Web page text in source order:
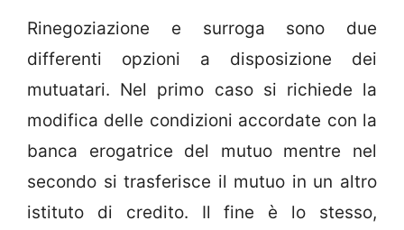
Rinegoziazione e surroga sono due
differenti opzioni a disposizione dei
mutuatari. Nel primo caso si richiede la
modifica delle condizioni accordate con la
banca erogatrice del mutuo mentre nel
secondo si trasferisce il mutuo in un altro
istituto di credito. Il fine è lo stesso,